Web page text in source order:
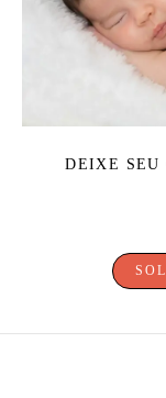
DEIXE SEU